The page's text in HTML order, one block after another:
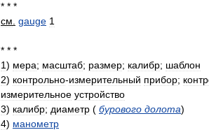
* * *
см gauge 1
* * *
1) мера; масштаб; размер; калибр; шаблон
2) контрольно-измерительный прибор;
измерительное устройство
3) калибр; диаметр ( бурового долота)
4) манометр